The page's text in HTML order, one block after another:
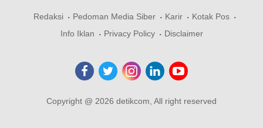
Redaksi Pedoman Media Siber Karir
Kotak Pos
Info Iklan
Privacy Policy Disclaimer
Copyright @ 2026 detikcom, All right reserved